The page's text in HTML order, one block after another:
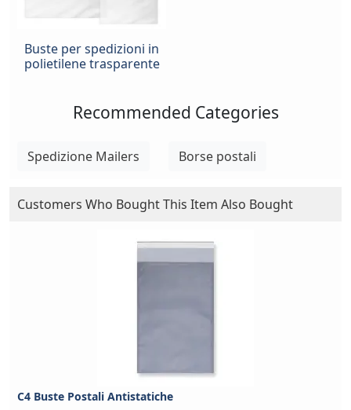
Buste per spedizioni in
polietilene trasparente
Recommended Categories
Spedizione Mailers Borse postali
Customers Who Bought This Item Also Bought
C4 Buste Postali Antistatiche